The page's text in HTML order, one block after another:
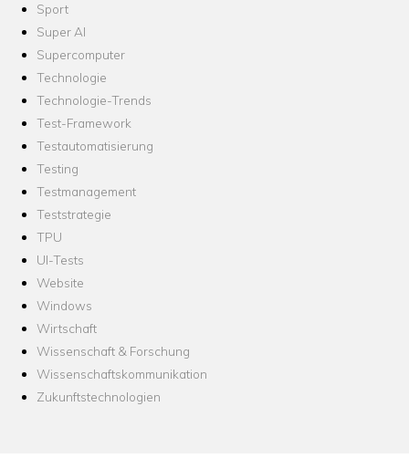
Sport
Super AI
Supercomputer
Technologie
Technologie-Trends
Test-Framework
Testautomatisierung
Testing
Testmanagement
Teststrategie
TPU
UI-Tests
Website
Windows
Wirtschaft
Wissenschaft & Forschung
Wissenschaftskommunikation
Zukunftstechnologien